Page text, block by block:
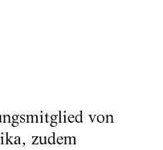
von
zudem